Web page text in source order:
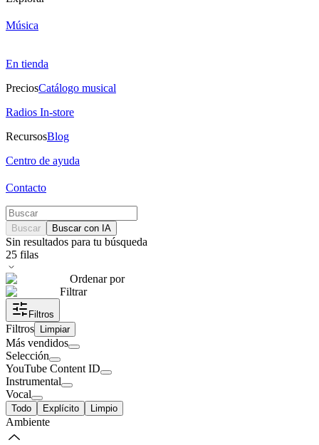
Música
En tienda
PreciosCatálogo musical
Radios In-store
RecursosBlog
Centro de ayuda
Contacto
Buscar Buscar con IA
Sin resultados para tu búsqueda
25 filas
Ordenar por
Filtrar
Filtros
Filtros Limpiar
Más vendidos
Selección
YouTube Content ID
Instrumental
Vocal
Todo Explícito Limpio
Ambiente